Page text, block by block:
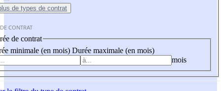
de types de contrat
CONTRAT
de contrat
minimale (en mois) Durée maximale (en mois)
mois